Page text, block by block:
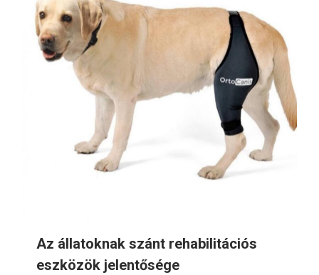
Az állatoknak szánt rehabilitációs
eszközök jelentősége